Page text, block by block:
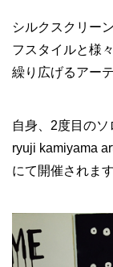
シルクスクリー
フスタイルと様
繰り広げるアー
自身、2度目の
ryuji kamiyama
にて開催されます